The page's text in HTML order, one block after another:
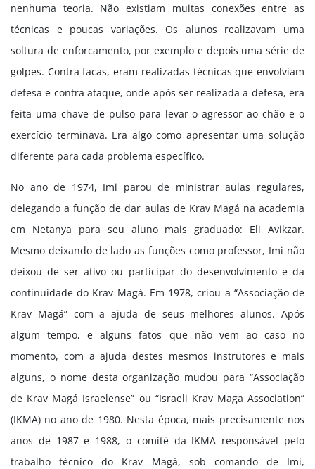
nenhuma teoria. Não existiam muitas conexões entre as
técnicas e poucas variações. Os alunos realizavam uma
soltura de enforcamento, por exemplo e depois uma série de
golpes. Contra facas, eram realizadas técnicas que envolviam
defesa e contra ataque, onde após ser realizada a defesa, era
feita uma chave de pulso para levar o agressor ao chão e o
exercício terminava. Era algo como apresentar uma solução
diferente para cada problema específico.
No ano de 1974, Imi parou de ministrar aulas regulares,
delegando a função de dar aulas de Krav Magá na academia
em Netanya para seu aluno mais graduado: Eli Avikzar.
Mesmo deixando de lado as funções como professor, Imi não
deixou de ser ativo ou participar do desenvolvimento e da
continuidade do Krav Magá. Em 1978, criou a “Associação de
Krav Magá” com a ajuda de seus melhores alunos. Após
algum tempo, e alguns fatos que não vem ao caso no
momento, com a ajuda destes mesmos instrutores e mais
alguns, o nome desta organização mudou para “Associação
de Krav Magá Israelense” ou “Israeli Krav Maga Association”
(IKMA) no ano de 1980. Nesta época, mais precisamente nos
anos de 1987 e 1988, o comitê da IKMA responsável pelo
trabalho técnico do Krav Magá, sob comando de Imi,